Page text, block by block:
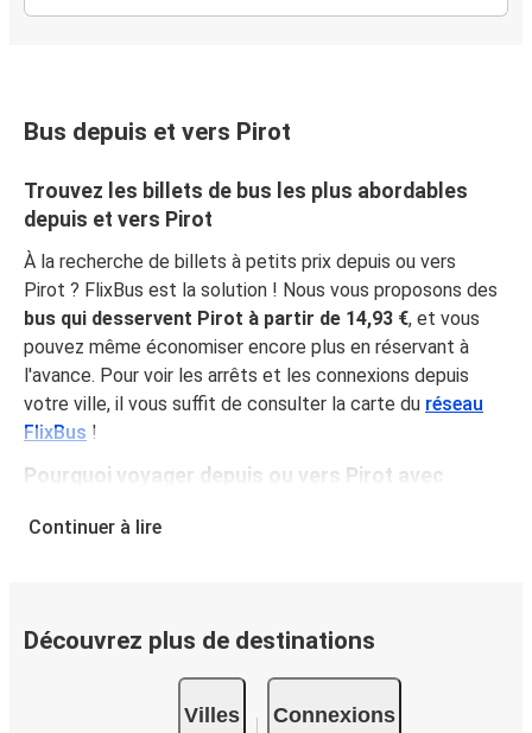
Bus depuis et vers Pirot
Trouvez les billets de bus les plus abordables
depuis et vers Pirot
À la recherche de billets à petits prix depuis ou vers
Pirot ? FlixBus est la solution ! Nous vous proposons des
bus qui desservent Pirot à partir de 14,93 €, et vous
pouvez même économiser encore plus en réservant à
l'avance. Pour voir les arrêts et les connexions depuis
votre ville, il vous suffit de consulter la carte du réseau
FlixBus !
Pourquoi voyager depuis ou vers Pirot avec
confortablement depuis ou vers Pirot grâce à
l'équipement à bord, notamment le Wi-Fi gratuit et les
nombreuses prises électriques à votre disposition.
Saviez-vous que vous pouvez choisir votre siège préféré
Continuer à lire
Découvrez plus de destinations
Villes Connexions